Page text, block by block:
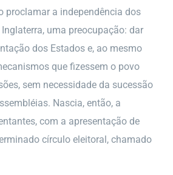
proclamar a independência dos
uma preocupação: dar
dos Estados e, ao mesmo
que fizessem o povo
sem necessidade da sucessão
Nascia, então, a
com a apresentação de
círculo eleitoral, chamado